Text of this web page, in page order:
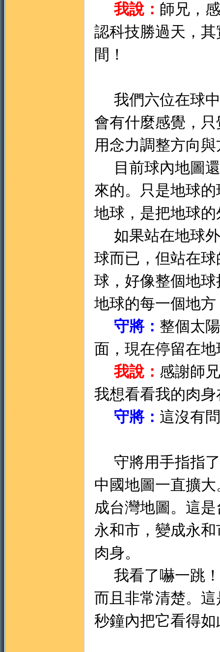
我說： 師兄，
認科技勝過天，
間！
我們六位在球中
會有什麼感覺，
用念力調整方向
目前球內地圖還
來的。只是地球
地球，是把地球
如果站在地球外
球而已，但站在
球，好像整個地
地球的每一個地
守將： 整個太
面，現在停留在
我說： 感謝師
我想看看我的肉
守將： 這沒有
守將用手指指了
中國地圖一直擴
成台灣地圖。這
永和市，變成永
肉身。
我看了嚇一跳！
而且非常清楚。
秒鐘內把它看得